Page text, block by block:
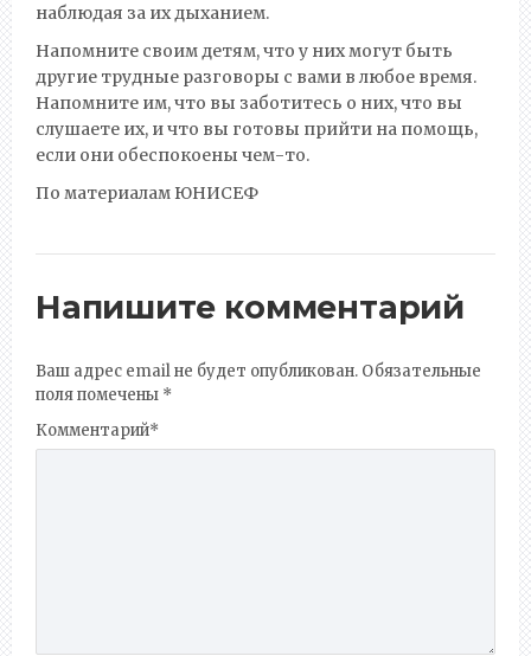
наблюдая за их дыханием.
Напомните своим детям, что у них могут быть
другие трудные разговоры с вами в любое время.
Напомните им, что вы заботитесь о них, что вы
слушаете их, и что вы готовы прийти на помощь,
если они обеспокоены чем-то.
По материалам ЮНИСЕФ
Напишите комментарий
Ваш адрес email не будет опубликован. Обязательные
поля помечены *
Комментарий*